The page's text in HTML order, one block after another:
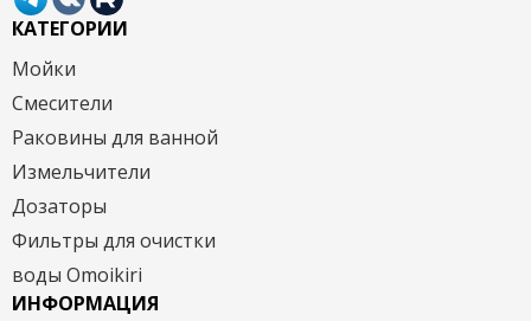
КАТЕГОРИИ
Мойки
Смесители
Раковины для ванной
Измельчители
Дозаторы
Фильтры для очистки
воды Omoikiri
ИНФОРМАЦИЯ